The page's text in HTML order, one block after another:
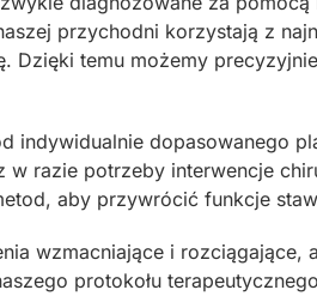
przychodni korzystają z
Dzięki temu możemy
indywidualnie dopasowanego
razie potrzeby interwencje
aby przywrócić funkcje
wzmacniające i rozciągające,
protokołu